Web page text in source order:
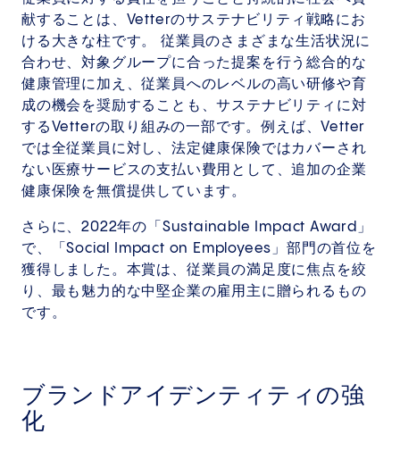
献することは、Vetterのサステナビリティ戦略にお
ける大きな柱です。 従業員のさまざまな生活状況に
合わせ、対象グループに合った提案を行う総合的な
健康管理に加え、従業員へのレベルの高い研修や育
成の機会を奨励することも、サステナビリティに対
するVetterの取り組みの一部です。例えば、Vetter
では全従業員に対し、法定健康保険ではカバーされ
ない医療サービスの支払い費用として、追加の企業
健康保険を無償提供しています。
さらに、2022年の「Sustainable Impact Award」
で、「Social Impact on Employees」部門の首位を
獲得しました。本賞は、従業員の満足度に焦点を絞
り、最も魅力的な中堅企業の雇用主に贈られるもの
です。
ブランドアイデンティティの強
化